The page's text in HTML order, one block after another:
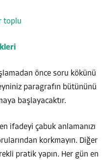
önce soru kökünü
paragrafın bütününü
başlayacaktır.
ifadeyi çabuk anlamanızı
korkmayın. Diğer
pratik yapın. Her gün en